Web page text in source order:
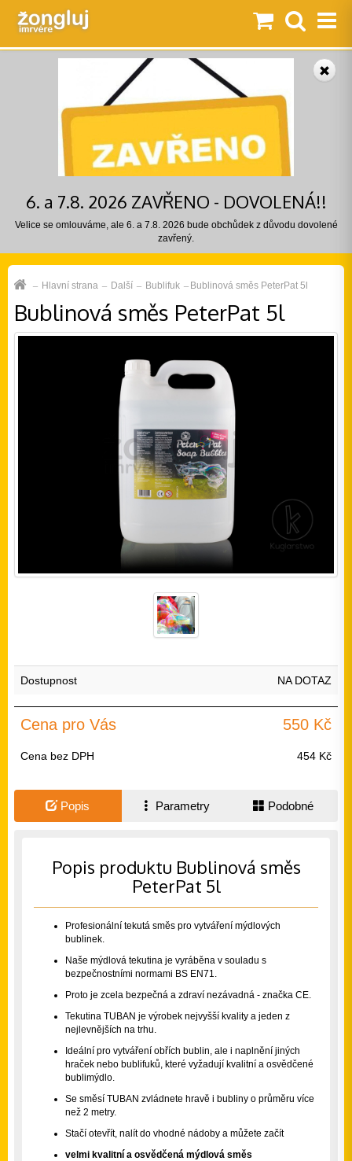
6. a 7.8. 2026 ZAVŘENO - DOVOLENÁ!!
Velice se omlouváme, ale 6. a 7.8. 2026 bude obchůdek z důvodu dovolené
zavřený.
Hlavní strana Další Bublifuk Bublinová směs PeterPat 5l
Bublinová směs PeterPat 5l
Dostupnost NA DOTAZ
Cena pro Vás 550 Kč
Cena bez DPH 454 Kč
Popis Parametry Podobné
Popis produktu Bublinová směs
PeterPat 5l
Profesionální tekutá směs pro vytváření mýdlových
bublinek.
Naše mýdlová tekutina je vyráběna v souladu s
bezpečnostními normami BS EN71.
Proto je zcela bezpečná a zdraví nezávadná - značka CE.
Tekutina TUBAN je výrobek nejvyšší kvality a jeden z
nejlevnějších na trhu.
Ideální pro vytváření obřích bublin, ale i naplnění jiných
hraček nebo bublifuků, které vyžadují kvalitní a osvědčené
bublimýdlo.
Se směsí TUBAN zvládnete hravě i bubliny o průměru více
než 2 metry.
Stačí otevřít, nalít do vhodné nádoby a můžete začít
velmi kvalitní a osvědčená mýdlová směs